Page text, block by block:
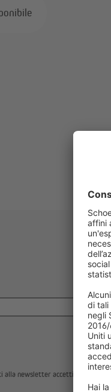
alla newsletter accetti la nostra